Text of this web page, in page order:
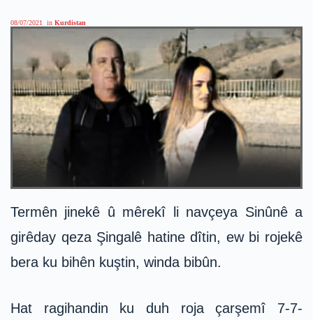
08/07/2021 in Kurdistan
Termên jinekê û mêrekî li navçeya Sinûnê a
girêday qeza Şingalê hatine dîtin, ew bi rojekê
bera ku bihên kuştin, winda bibûn.
Hat ragihandin ku duh roja çarşemî 7-7-